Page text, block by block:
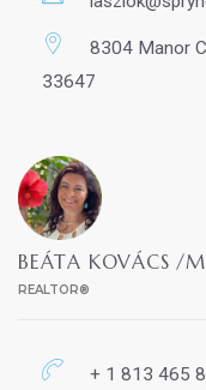
8304 Manor
33647
BEÁTA KOVÁCS /
REALTOR®
+ 1 813 465